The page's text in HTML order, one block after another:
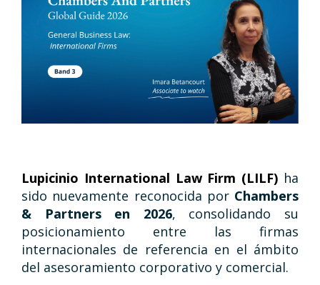
Lupicinio International Law Firm (LILF) ha
sido nuevamente reconocida por Chambers
& Partners en 2026, consolidando su
posicionamiento entre las firmas
internacionales de referencia en el ámbito
del asesoramiento corporativo y comercial.